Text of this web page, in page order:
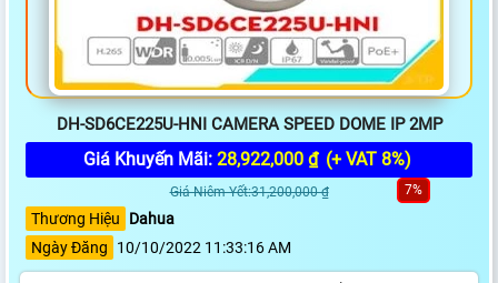
DH-SD6CE225U-HNI CAMERA SPEED DOME IP 2MP
Giá Khuyến Mãi: 28,922,000 ₫ (+ VAT 8%)
Giá Niêm Yết:31,200,000 ₫ 7%
Thương Hiệu
Dahua
Ngày Đăng
10/10/2022 11:33:16 AM